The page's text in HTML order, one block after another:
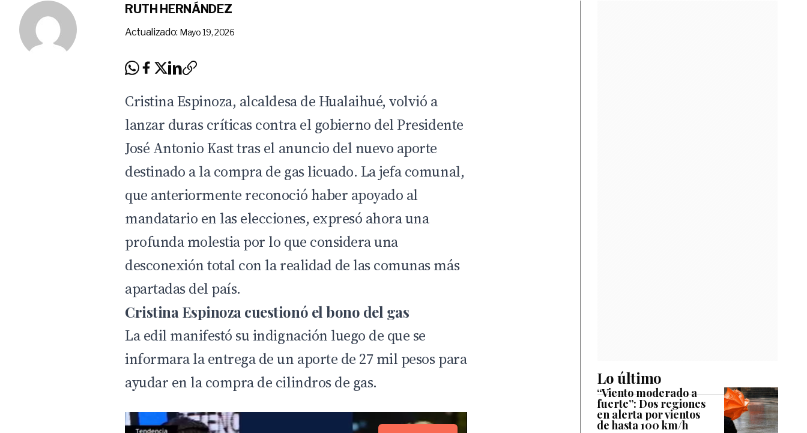
RUTH HERNÁNDEZ
Actualizado: Mayo 19, 2026
Cristina Espinoza, alcaldesa de Hualaihué, volvió a
lanzar duras críticas contra el gobierno del Presidente
José Antonio Kast tras el anuncio del nuevo aporte
destinado a la compra de gas licuado. La jefa comunal,
que anteriormente reconoció haber apoyado al
mandatario en las elecciones, expresó ahora una
profunda molestia por lo que considera una
desconexión total con la realidad de las comunas más
apartadas del país.
Cristina Espinoza cuestionó el bono del gas
La edil manifestó su indignación luego de que se
informara la entrega de un aporte de 27 mil pesos para
ayudar en la compra de cilindros de gas.
Lo último
“Viento moderado a
fuerte”: Dos regiones
en alerta por vientos
de hasta 100 km/h